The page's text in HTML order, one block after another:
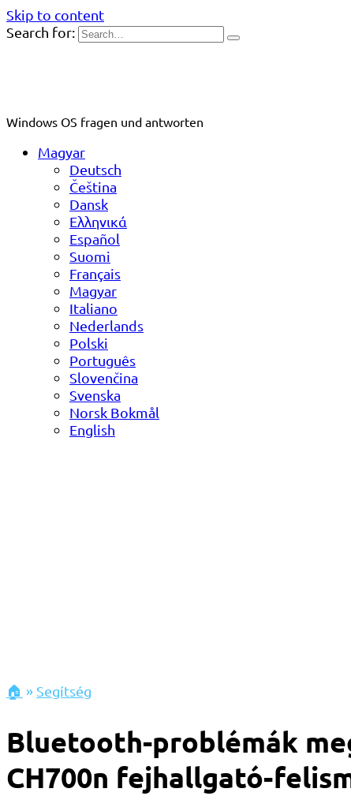
Skip to content
Search for:
Windows OS fragen und antworten
Magyar
Deutsch
Čeština
Dansk
Ελληνικά
Español
Suomi
Français
Magyar
Italiano
Nederlands
Polski
Português
Slovenčina
Svenska
Norsk Bokmål
English
🏠 » Segítség
Bluetooth-problémák
CH700n fejhallgató-